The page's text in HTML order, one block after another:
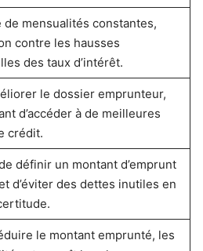
de mensualités constantes,
contre les hausses
des taux d’intérêt.
le dossier emprunteur,
d’accéder à de meilleures
crédit.
définir un montant d’emprunt
d’éviter des dettes inutiles en
le montant emprunté, les